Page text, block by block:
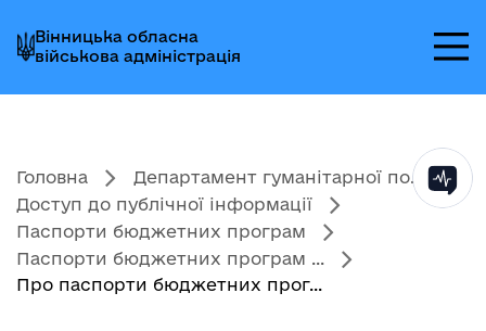
до
головного
меню
до
головного
вмісту
до
головного
колонтитула
Вінницька обласна
військова адміністрація
Головна
Департамент гуманітарної по...
Доступ до публічної інформації
Паспорти бюджетних програм
Паспорти бюджетних програм ...
Про паспорти бюджетних прог...